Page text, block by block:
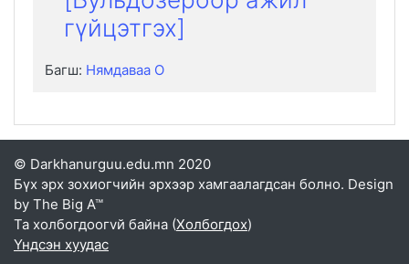
гүйцэтгэх]
Багш: Нямдаваа О
© Darkhanurguu.edu.mn 2020
Бүх эрх зохиогчийн эрхээр хамгаалагдсан болно. Design
by The Big A™
Та холбогдоогvй байна (Холбогдох)
Үндсэн хуудас